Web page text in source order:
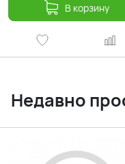
В корзину
Недавно